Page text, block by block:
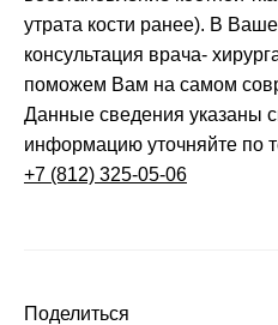
утрата кости ранее). В
консультация врача-
поможем Вам на самом
Данные сведения указаны
информацию уточняйте по
+7 (812) 325-05-06
Поделиться